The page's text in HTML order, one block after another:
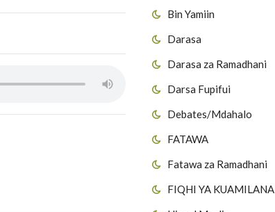
Bin Yamiin
Darasa
Darasa za Ramadhani
Darsa Fupifui
Debates/Mdahalo
FATAWA
Fatawa za Ramadhani
FIQHI YA KUAMILANA